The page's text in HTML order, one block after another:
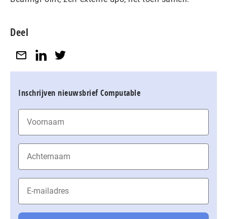
Deel
Inschrijven nieuwsbrief Computable